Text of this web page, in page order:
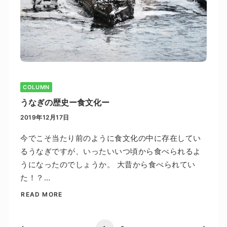
COLUMN
うなぎの歴史ー食文化ー
2019年12月17日
今でこそ当たり前のように食文化の中に存在してい
るうなぎですが、いったいいつ頃から食べられるよ
うになったのでしょうか。 大昔から食べられてい
た！？…
READ MORE